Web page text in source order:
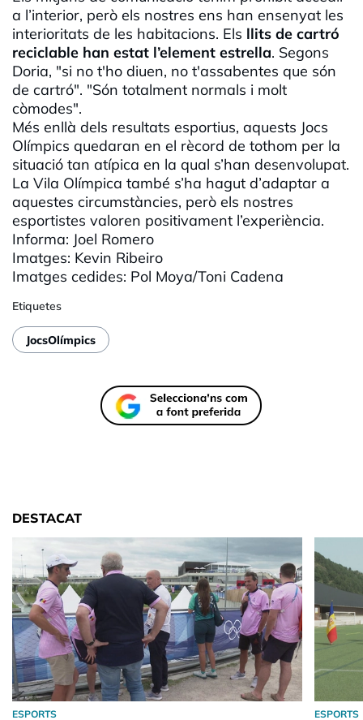
a l’interior, però els nostres ens han ensenyat les
interioritats de les habitacions. Els llits de cartró
reciclable han estat l’element estrella. Segons
Doria, "si no t'ho diuen, no t'assabentes que són
de cartró". "Són totalment normals i molt
còmodes".
Més enllà dels resultats esportius, aquests Jocs
Olímpics quedaran en el rècord de tothom per la
situació tan atípica en la qual s’han desenvolupat.
La Vila Olímpica també s’ha hagut d’adaptar a
aquestes circumstàncies, però els nostres
esportistes valoren positivament l’experiència.
Informa: Joel Romero
Imatges: Kevin Ribeiro
Imatges cedides: Pol Moya/Toni Cadena
Etiquetes
JocsOlímpics
DESTACAT
ESPORTS ESPORTS